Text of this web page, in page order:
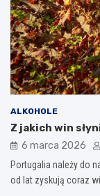
ALKOHOLE
Z jakich win
6 marca 2026
Portugalia należy do
od lat zyskują coraz